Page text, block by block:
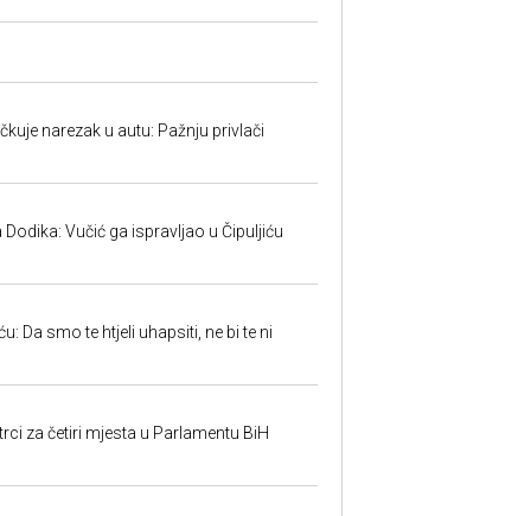
narezak u autu: Pažnju privlači
Vučić ga ispravljao u Čipuljiću
Da smo te htjeli uhapsiti, ne bi te ni
za četiri mjesta u Parlamentu BiH